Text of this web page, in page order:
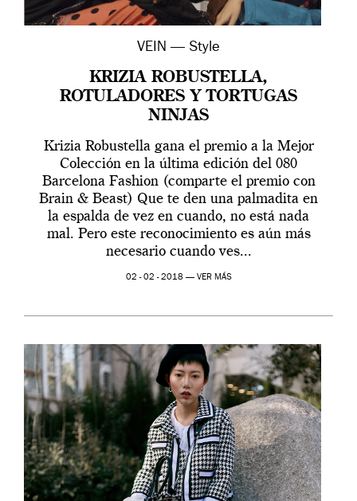
VEIN — Style
KRIZIA ROBUSTELLA,
ROTULADORES Y TORTUGAS
NINJAS
Krizia Robustella gana el premio a la Mejor
Colección en la última edición del 080
Barcelona Fashion (comparte el premio con
Brain & Beast) Que te den una palmadita en
la espalda de vez en cuando, no está nada
mal. Pero este reconocimiento es aún más
necesario cuando ves...
02 - 02 - 2018 — VER MÁS